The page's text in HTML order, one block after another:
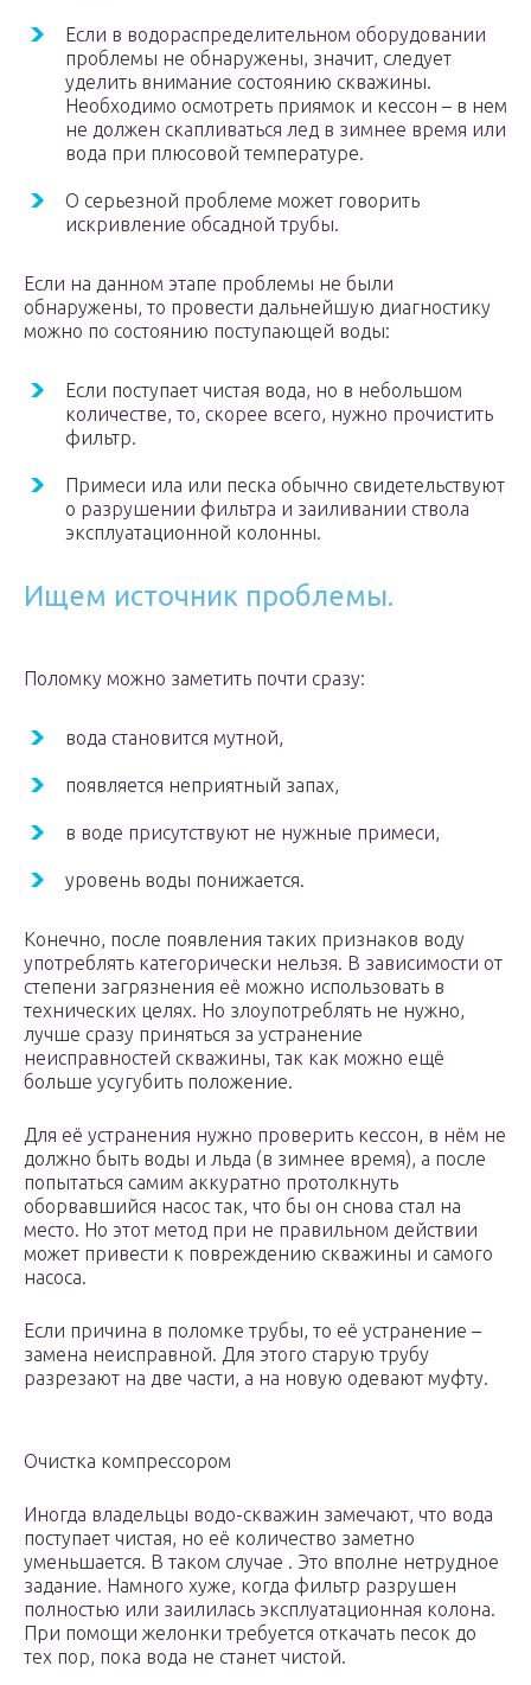
Если в водораспределительном оборудовании
проблемы не обнаружены, значит, следует
уделить внимание состоянию скважины.
Необходимо осмотреть приямок и кессон – в нем
не должен скапливаться лед в зимнее время или
вода при плюсовой температуре.
О серьезной проблеме может говорить
искривление обсадной трубы.
Если на данном этапе проблемы не были
обнаружены, то провести дальнейшую диагностику
можно по состоянию поступающей воды:
Если поступает чистая вода, но в небольшом
количестве, то, скорее всего, нужно прочистить
фильтр.
Примеси ила или песка обычно свидетельствуют
о разрушении фильтра и заиливании ствола
эксплуатационной колонны.
Ищем источник проблемы.
Поломку можно заметить почти сразу:
вода становится мутной,
появляется неприятный запах,
в воде присутствуют не нужные примеси,
уровень воды понижается.
Конечно, после появления таких признаков воду
употреблять категорически нельзя. В зависимости от
степени загрязнения её можно использовать в
технических целях. Но злоупотреблять не нужно,
лучше сразу приняться за устранение
неисправностей скважины, так как можно ещё
больше усугубить положение.
Для её устранения нужно проверить кессон, в нём не
должно быть воды и льда (в зимнее время), а после
попытаться самим аккуратно протолкнуть
оборвавшийся насос так, что бы он снова стал на
место. Но этот метод при не правильном действии
может привести к повреждению скважины и самого
насоса.
Если причина в поломке трубы, то её устранение –
замена неисправной. Для этого старую трубу
разрезают на две части, а на новую одевают муфту.
Очистка компрессором
Иногда владельцы водо-скважин замечают, что вода
поступает чистая, но её количество заметно
уменьшается. В таком случае . Это вполне нетрудное
задание. Намного хуже, когда фильтр разрушен
полностью или заилилась эксплуатационная колона.
При помощи желонки требуется откачать песок до
тех пор, пока вода не станет чистой.